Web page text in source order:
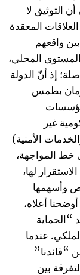
التوثيق لا
المعقدة
واقعهم
المحلي،
إذ أنّ الدولة
بطمس
غير
الأمنية)
المواجهة،
لها،
وأسهمها
أعلاه،
“الحماية
عندما
“قائدنا”
بين